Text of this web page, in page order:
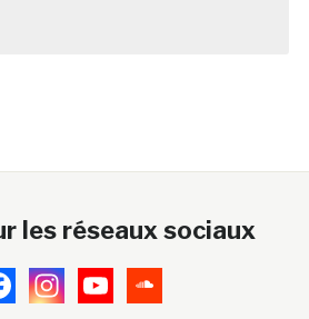
les réseaux sociaux